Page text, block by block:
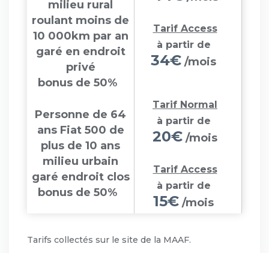
milieu rural
roulant moins de
10 000km par an
garé en endroit
privé
bonus de 50%
Tarif Access
à partir de
34€ /mois
Personne de 64
ans Fiat 500 de
plus de 10 ans
milieu urbain
garé endroit clos
bonus de 50%
Tarif Normal
à partir de
20€ /mois
Tarif Access
à partir de
15€ /mois
Tarifs collectés sur le site de la MAAF.